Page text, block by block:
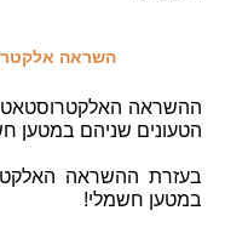
השראה
ההשראה
הטעונים שניהם במטען
בעזרת ההשראה
במטען חשמלי!